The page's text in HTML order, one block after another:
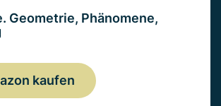
Geometrie, Phänomene,
kaufen